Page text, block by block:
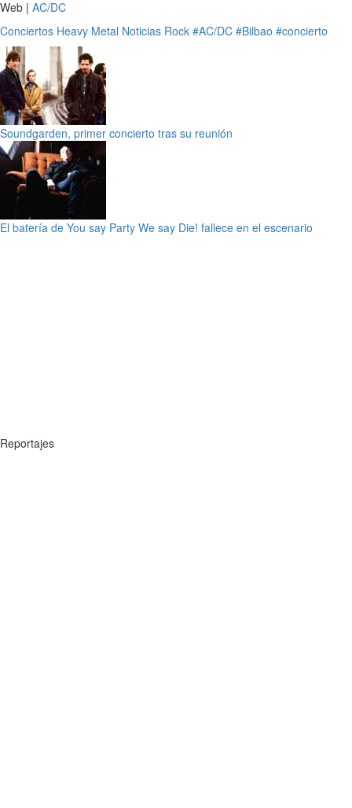
Web | AC/DC
Conciertos Heavy Metal Noticias Rock #AC/DC #Bilbao #concierto
Soundgarden, primer concierto tras su reunión
El batería de You say Party We say Die! fallece en el escenario
Reportajes